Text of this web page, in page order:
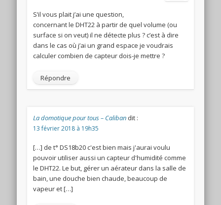
S’il vous plait j’ai une question,
concernant le DHT22 à partir de quel volume (ou
surface si on veut) il ne détecte plus ? c’est à dire
dans le cas où j’ai un grand espace je voudrais
calculer combien de capteur dois-je mettre ?
Répondre
La domotique pour tous – Caliban dit :
13 février 2018 à 19h35
[…] de t° DS18b20 c'est bien mais j'aurai voulu
pouvoir utiliser aussi un capteur d'humidité comme
le DHT22. Le but, gérer un aérateur dans la salle de
bain, une douche bien chaude, beaucoup de
vapeur et […]